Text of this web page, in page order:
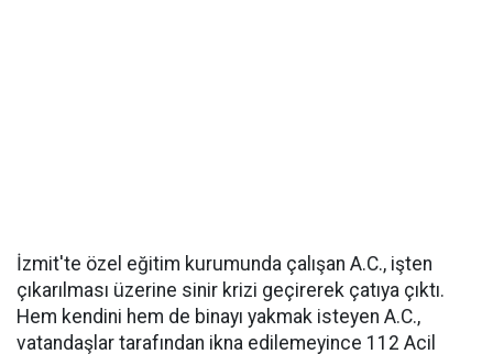
İzmit'te özel eğitim kurumunda çalışan A.C., işten
çıkarılması üzerine sinir krizi geçirerek çatıya çıktı.
Hem kendini hem de binayı yakmak isteyen A.C.,
vatandaşlar tarafından ikna edilemeyince 112 Acil